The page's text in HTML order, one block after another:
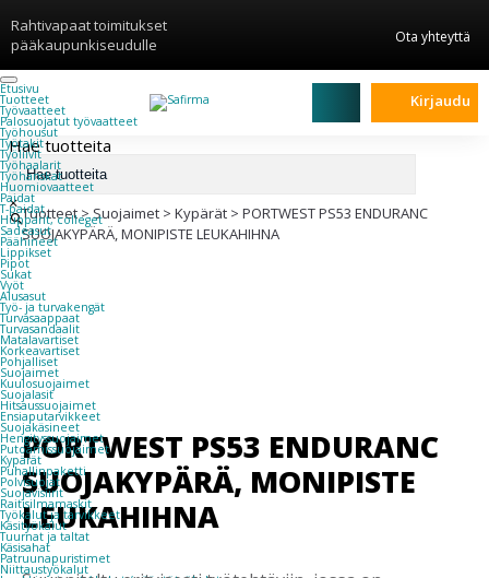
Rahtivapaat toimitukset
pääkaupunkiseudulle
Ota yhteyttä
Etusivu
Tuotteet
Työvaatteet
Palosuojatut työvaatteet
Työhousut
Työtakit
Työliivit
Työhaalarit
Työhanskat
Huomiovaatteet
Paidat
T-paidat
Hupparit, colleget
Sadeasut
Päähineet
Lippikset
Pipot
Sukat
Vyöt
Alusasut
Työ- ja turvakengät
Turvasaappaat
Turvasandaalit
Matalavartiset
Korkeavartiset
Pohjalliset
Suojaimet
Kuulosuojaimet
Suojalasit
Hitsaussuojaimet
Ensiaputarvikkeet
Suojakäsineet
Hengityssuojaimet
Putoamissuojaimet
Kypärät
Puhallinpaketti
Polvisuojat
Suojavisiirit
Raitisilmamaskit
Työkalut ja tarvikkeet
Käsityökalut
Tuurnat ja taltat
Käsisahat
Patruunapuristimet
Niittaustyökalut
Kirjaudu
Hae tuotteita
×
Tuotteet>Suojaimet > Kypärät > PORTWEST PS53 ENDURANC
SUOJAKYPÄRÄ, MONIPISTE LEUKAHIHNA
PORTWEST PS53 ENDURANC
SUOJAKYPÄRÄ, MONIPISTE
LEUKAHIHNA